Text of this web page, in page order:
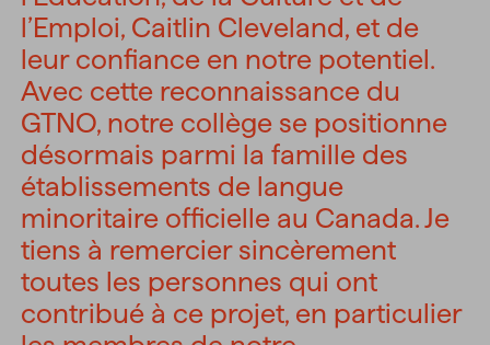
l’Emploi, Caitlin Cleveland, et de
leur confiance en notre potentiel.
Avec cette reconnaissance du
GTNO, notre collège se positionne
désormais parmi la famille des
établissements de langue
minoritaire officielle au Canada. Je
tiens à remercier sincèrement
toutes les personnes qui ont
contribué à ce projet, en particulier